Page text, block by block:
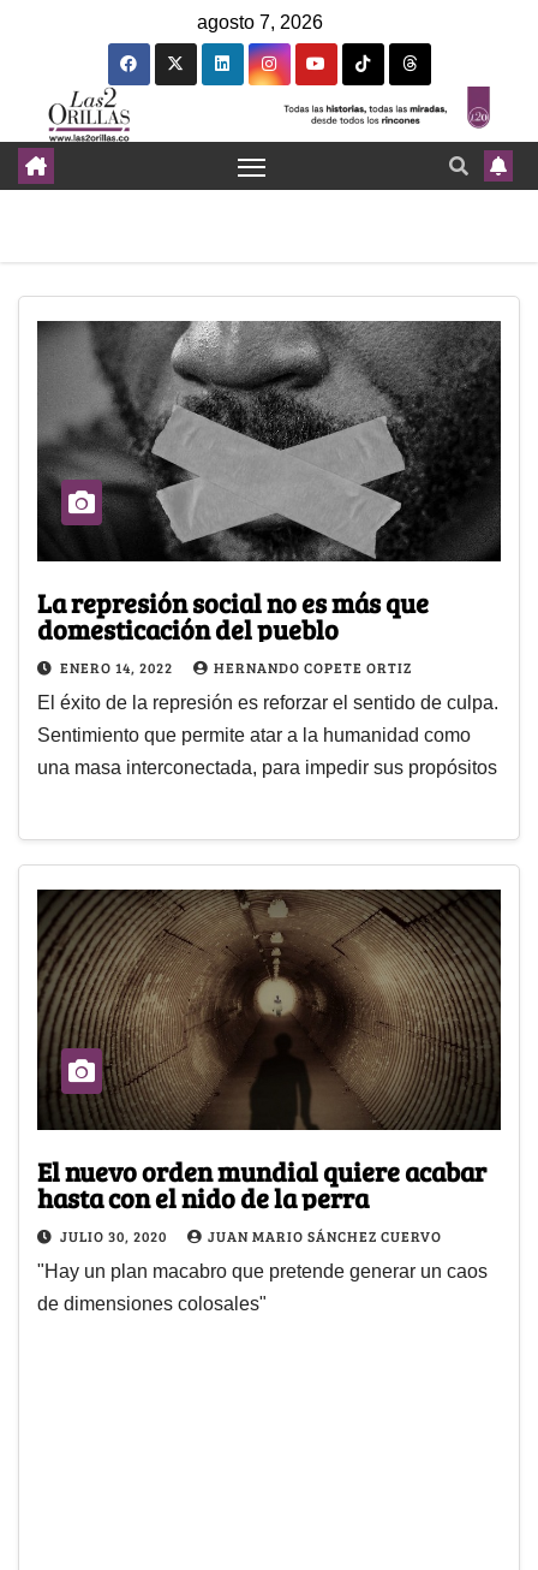
agosto 7, 2026
La represión social no es más que
domesticación del pueblo
ENERO 14, 2022 HERNANDO COPETE ORTIZ
El éxito de la represión es reforzar el sentido de culpa.
Sentimiento que permite atar a la humanidad como
una masa interconectada, para impedir sus propósitos
El nuevo orden mundial quiere acabar
hasta con el nido de la perra
JULIO 30, 2020 JUAN MARIO SÁNCHEZ CUERVO
"Hay un plan macabro que pretende generar un caos
de dimensiones colosales"